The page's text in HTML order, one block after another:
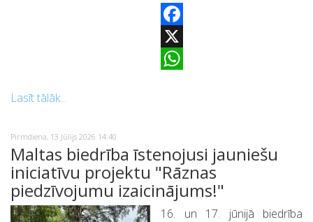
Facebook
X
Lasīt tālāk...
Pirmdiena, 13 Jūlijs 2026 14:40
Maltas biedrība īstenojusi jauniešu
iniciatīvu projektu "Rāznas
piedzīvojumu izaicinājums!"
16. un 17. jūnijā biedrība